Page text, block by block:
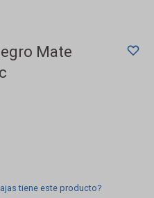
Mate
tiene este producto?